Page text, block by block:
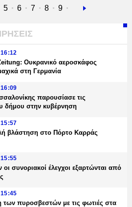
Σελίδα
5 Σελίδα
6 Σελίδα
7 Σελίδα
8 Σελίδα
9
Next
16:12
Ουκρανικό αεροσκάφος
στη Γερμανία
16:09
παρουσίασε τις
δήμου στην κυβέρνηση
15:57
βλάστηση στο Πόρτο Καρράς
15:55
συνοριακοί έλεγχοι εξαρτώνται από
15:45
των πυροσβεστών με τις φωτιές στα